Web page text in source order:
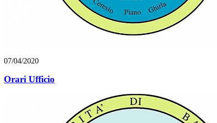
07/04/2020
Orari Ufficio